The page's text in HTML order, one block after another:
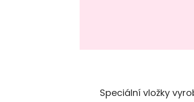
Speciální vložky